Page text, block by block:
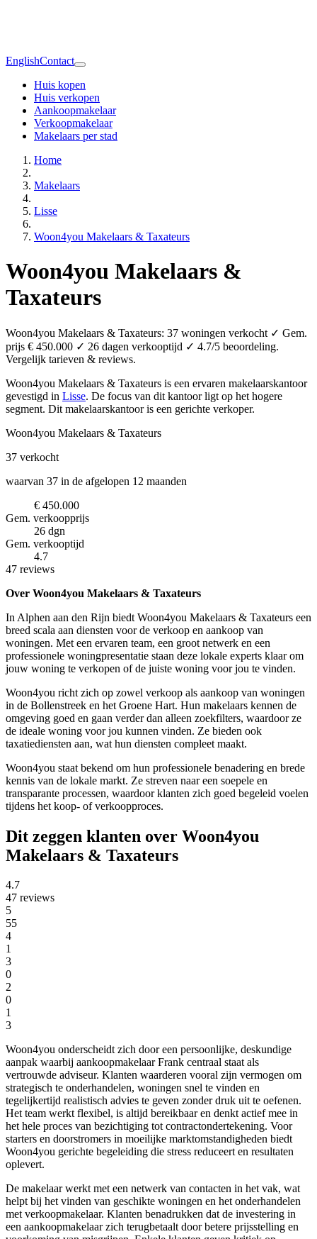
EnglishContact
Huis kopen
Huis verkopen
Aankoopmakelaar
Verkoopmakelaar
Makelaars per stad
Home
Makelaars
Lisse
Woon4you Makelaars & Taxateurs
Woon4you Makelaars &
Taxateurs
Woon4you Makelaars & Taxateurs: 37 woningen verkocht ✓ Gem.
prijs € 450.000 ✓ 26 dagen verkooptijd ✓ 4.7/5 beoordeling.
Vergelijk tarieven & reviews.
Woon4you Makelaars & Taxateurs is een ervaren makelaarskantoor
gevestigd in Lisse. De focus van dit kantoor ligt op het hogere
segment. Dit makelaarskantoor is een gerichte verkoper.
Woon4you Makelaars & Taxateurs
37 verkocht
waarvan 37 in de afgelopen 12 maanden
€ 450.000
Gem. verkoopprijs
26 dgn
Gem. verkooptijd
4.7
47 reviews
Over Woon4you Makelaars & Taxateurs
In Alphen aan den Rijn biedt Woon4you Makelaars & Taxateurs een
breed scala aan diensten voor de verkoop en aankoop van
woningen. Met een ervaren team, een groot netwerk en een
professionele woningpresentatie staan deze lokale experts klaar om
jouw woning te verkopen of de juiste woning voor jou te vinden.
Woon4you richt zich op zowel verkoop als aankoop van woningen
in de Bollenstreek en het Groene Hart. Hun makelaars kennen de
omgeving goed en gaan verder dan alleen zoekfilters, waardoor ze
de ideale woning voor jou kunnen vinden. Ze bieden ook
taxatiediensten aan, wat hun diensten compleet maakt.
Woon4you staat bekend om hun professionele benadering en brede
kennis van de lokale markt. Ze streven naar een soepele en
transparante processen, waardoor klanten zich goed begeleid voelen
tijdens het koop- of verkoopproces.
Dit zeggen klanten over Woon4you
Makelaars & Taxateurs
4.7
47 reviews
5
55
4
1
3
0
2
0
1
3
Woon4you onderscheidt zich door een persoonlijke, deskundige
aanpak waarbij aankoopmakelaar Frank centraal staat als
vertrouwde adviseur. Klanten waarderen vooral zijn vermogen om
strategisch te onderhandelen, woningen snel te vinden en
tegelijkertijd realistisch advies te geven zonder druk uit te oefenen.
Het team werkt flexibel, is altijd bereikbaar en denkt actief mee in
het hele proces van bezichtiging tot contractondertekening. Voor
starters en doorstromers in moeilijke marktomstandigheden biedt
Woon4you gerichte begeleiding die stress reduceert en resultaten
oplevert.
De makelaar werkt met een netwerk van contacten in het vak, wat
helpt bij het vinden van geschikte woningen en het onderhandelen
met verkoopmakelaar. Klanten benadrukken dat de investering in
een aankoopmakelaar zich terugbetaalt door betere prijsstelling en